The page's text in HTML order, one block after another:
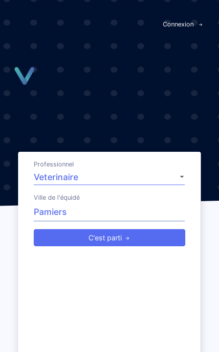
Connexion
Professionnel
Ville de l'équidé
C'est parti